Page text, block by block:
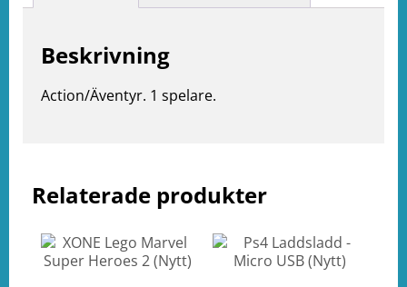
Relaterade produkter
Beskrivning
Action/Äventyr. 1 spelare.